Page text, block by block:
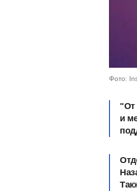
Фото:
"От
и